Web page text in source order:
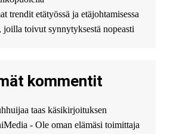
долг без
и
обратитесь
Suomi 👏
five! You’ve
Simple
trendit etätyössä ja etäjohtamisessa
toivut synnytyksestä nopeasti
kommentit
taas käsikirjoituksen
- Ole oman elämäsi toimittaja